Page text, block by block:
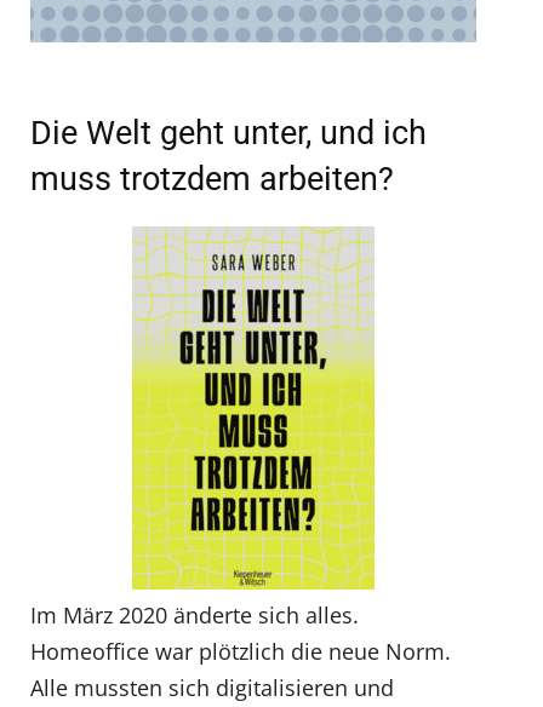
Die Welt geht unter, und ich
muss trotzdem arbeiten?
Im März 2020 änderte sich alles.
Homeoffice war plötzlich die neue Norm.
Alle mussten sich digitalisieren und